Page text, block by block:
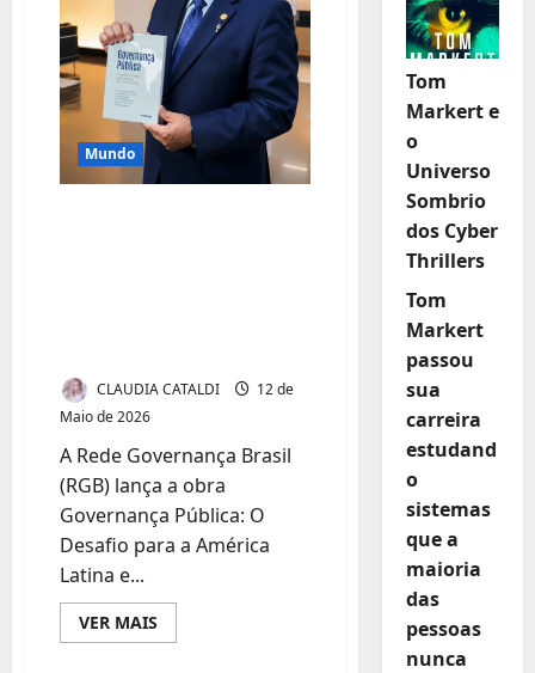
Mundo
CLAUDIA CATALDI
12 de
Maio de 2026
A Rede Governança Brasil
(RGB) lança a obra
Governança Pública: O
Desafio para a América
Latina e...
VER MAIS
mais
Tom
Markert e
o
Universo
Sombrio
dos Cyber
Thrillers
Tom
Markert
passou
sua
carreira
estudand
o
sistemas
que a
maioria
das
pessoas
nunca